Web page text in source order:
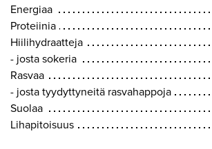
Energiaa
Proteiinia
Hiilihydraatteja
- josta sokeria
Rasvaa
- josta tyydyttyneitä rasvahappoja
Suolaa
Lihapitoisuus